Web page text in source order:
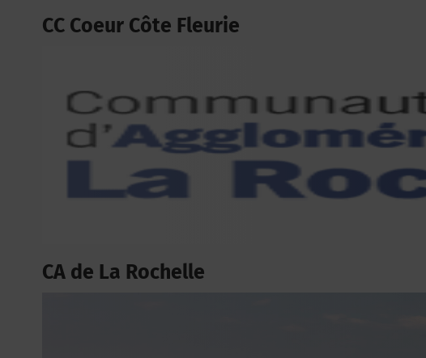
CC Coeur Côte Fleurie
CA de La Rochelle